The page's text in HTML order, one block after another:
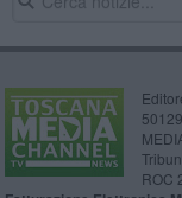
ROC